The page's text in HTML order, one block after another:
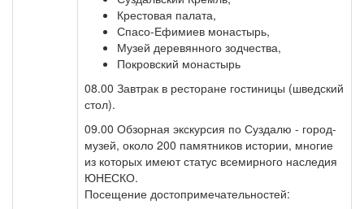
Крестовая палата,
Спасо-Ефимиев монастырь,
Музей деревянного зодчества,
Покровский монастырь
08.00 Завтрак в ресторане гостиницы (шведский
стол).
09.00 Обзорная экскурсия по Суздалю - город-
музей, около 200 памятников истории, многие
из которых имеют статус всемирного наследия
ЮНЕСКО.
Посещение достопримечательностей: